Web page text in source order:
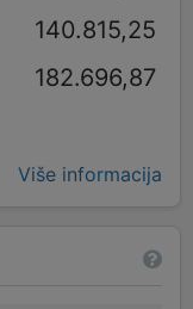
140.815,25
182.696,87
Više informacija